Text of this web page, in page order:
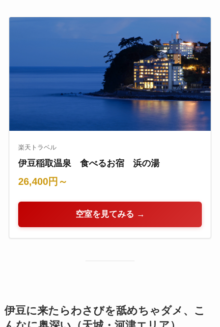
楽天トラベル
伊豆稲取温泉 食べるお宿 浜の湯
26,400円～
空室を見てみる →
伊豆に来たらわさびを舐めちゃダメ、こ